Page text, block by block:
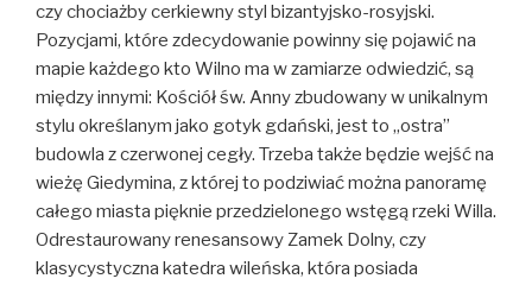
czy chociażby cerkiewny styl bizantyjsko-rosyjski.
Pozycjami, które zdecydowanie powinny się pojawić na
mapie każdego kto Wilno ma w zamiarze odwiedzić, są
między innymi: Kościół św. Anny zbudowany w unikalnym
stylu określanym jako gotyk gdański, jest to „ostra”
budowla z czerwonej cegły. Trzeba także będzie wejść na
wieżę Giedymina, z której to podziwiać można panoramę
całego miasta pięknie przedzielonego wstęgą rzeki Willa.
Odrestaurowany renesansowy Zamek Dolny, czy
klasycystyczna katedra wileńska, która posiada